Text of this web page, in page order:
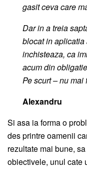
gasit ceva care
Dar in a treia
blocat in aplicatia
inchisteaza, ca
acum din
Pe scurt – nu mai
Alexandru
Si asa ia forma o
des printre oamenii
rezultate mai bune,
obiectivele, unul cate